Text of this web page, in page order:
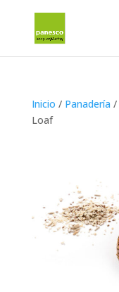
Inicio / Panadería /
Loaf